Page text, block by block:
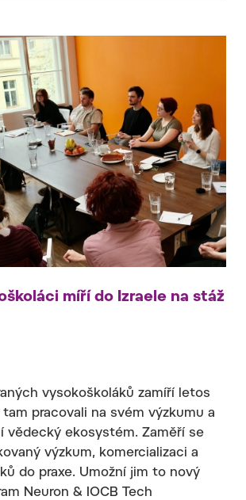
míří do Izraele na stáž
vysokoškoláků zamíří letos
tam pracovali na svém výzkumu a
vědecký ekosystém. Zaměří se
výzkum, komercializaci a
do praxe. Umožní jim to nový
Neuron & IOCB Tech